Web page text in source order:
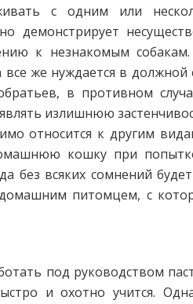
с одним или
демонстрирует
к незнакомым
все же нуждается в
в противном
излишнюю
относится к другим
кошку при
без всяких сомнений
питомцем, с
под руководством
и охотно учится.